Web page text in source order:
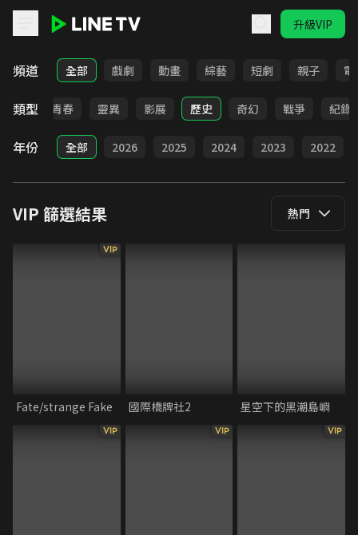
升級VIP
LINE TV - VIP
頻道 全部 戲劇 動畫 綜藝 短劇 親子 電
類型
勵志 青春 靈異 影展 歷史 奇幻 戰爭 紀錄
年份 全部 2026 2025 2024 2023 2022
VIP 篩選結果 熱門
VIP
Fate/strange Fake 國際橋牌社2 星空下的黑潮島嶼
VIP VIP VIP